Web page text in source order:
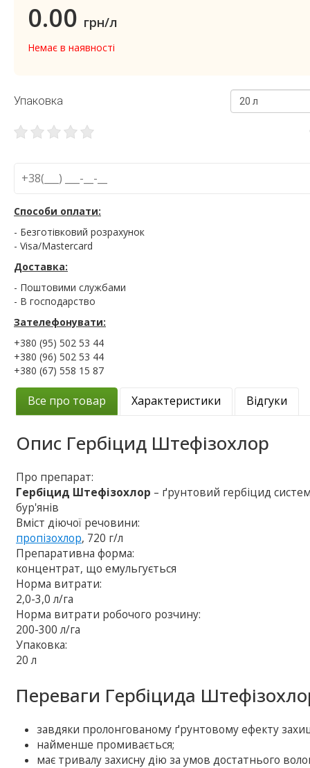
0.00 грн/л
Немає в наявності
Упаковка 20 л
Способи оплати:
- Безготівковий розрахунок
- Visa/Mastercard
Доставка:
- Поштовими службами
- В господарство
Зателефонувати:
+380 (95) 502 53 44
+380 (96) 502 53 44
+380 (67) 558 15 87
Все про товар Характеристики Відгуки
Опис Гербіцид Штефізохлор
Про препарат:
Гербіцид Штефізохлор – ґрунтовий гербіцид
бур'янів
Вміст діючої речовини:
пропізохлор, 720 г/л
Препаративна форма:
концентрат, що емульгується
Норма витрати:
2,0-3,0 л/га
Норма витрати робочого розчину:
200-300 л/га
Упаковка:
20 л
Переваги Гербіцида
завдяки пролонгованому ґрунтовому ефекту
найменше промивається;
має тривалу захисну дію за умов достатнього